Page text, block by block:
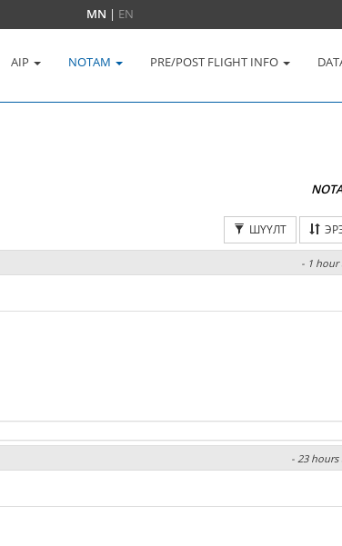
MN | EN
AIP NOTAM PRE/POST FLIGHT INFO
ШҮҮЛТ
- 1 hour
- 23 hours